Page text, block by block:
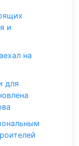
и
на
для